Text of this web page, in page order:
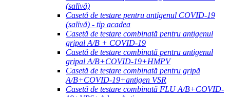
(salivă)
Casetă de testare pentru antigenul COVID-19
(salivă) - tip acadea
Casetă de testare combinată pentru antigenul
gripal A/B + COVID-19
Casetă de testare combinată pentru antigenul
gripal A/B+COVID-19+HMPV
Casetă de testare combinată pentru gripă
A/B+COVID-19+antigen VSR
Casetă de testare combinată FLU A/B+COVID-